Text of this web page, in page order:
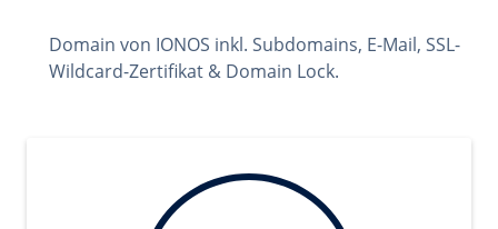
Domain von IONOS inkl. Subdomains, E-Mail, SSL-
Wildcard-Zertifikat & Domain Lock.